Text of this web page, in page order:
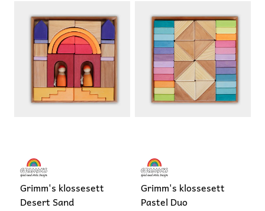
Grimm's klossesett
Desert Sand
Grimm's klossesett
Pastel Duo